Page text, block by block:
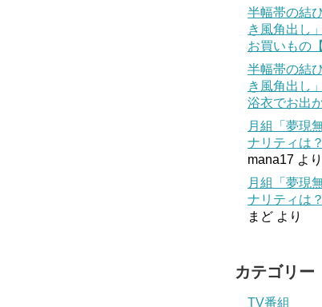
半幅帯の結
き風角出し
お買いもの
半幅帯の結
き風角出し
浴衣でお出
月組「夢現
ナリティは
mana17 より
月組「夢現
ナリティは
まど より
カテゴリー
TV番組